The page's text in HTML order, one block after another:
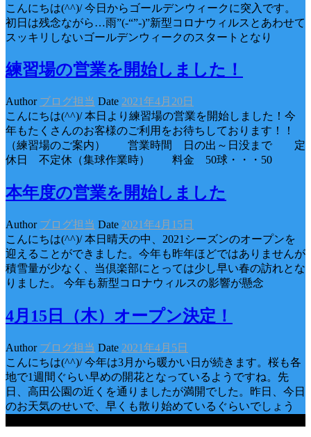
こんにちは(^^)/ 今日からゴールデンウィークに突入です。
初日は残念ながら…雨”(-“”-)”新型コロナウィルスとあわせて
スッキリしないゴールデンウィークのスタートとなり
練習場の営業を開始しました！
Author ブログ担当 Date 2021年4月20日
こんにちは(^^)/ 本日より練習場の営業を開始しました！今
年もたくさんのお客様のご利用をお待ちしております！！
（練習場のご案内） 営業時間 日の出～日没まで 定
休日 不定休（集球作業時） 料金 50球・・・50
本年度の営業を開始しました
Author ブログ担当 Date 2021年4月15日
こんにちは(^^)/ 本日晴天の中、2021シーズンのオープンを
迎えることができました。今年も昨年ほどではありませんが
積雪量が少なく、当倶楽部にとっては少し早い春の訪れとな
りました。 今年も新型コロナウィルスの影響が懸念
4月15日（木）オープン決定！
Author ブログ担当 Date 2021年4月5日
こんにちは(^^)/ 今年は3月から暖かい日が続きます。桜も各
地で1週間ぐらい早めの開花となっているようですね。先
日、高田公園の近くを通りましたが満開でした。昨日、今日
のお天気のせいで、早くも散り始めているぐらいでしょう